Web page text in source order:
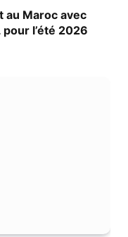
au Maroc avec
l’été 2026